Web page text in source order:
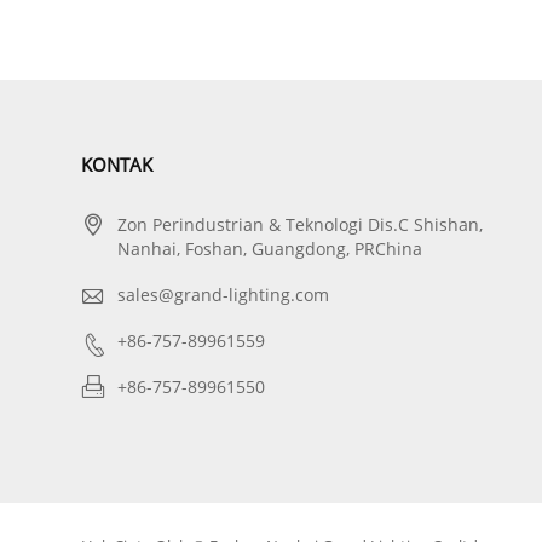
KONTAK

Zon Perindustrian & Teknologi Dis.C Shishan,
Nanhai, Foshan, Guangdong, PRChina
 sales@grand-lighting.com
 +86-757-89961559
 +86-757-89961550